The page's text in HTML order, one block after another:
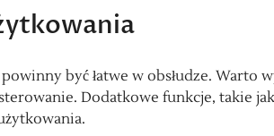
powinny być łatwe w obsłudze.
Dodatkowe funkcje, takie